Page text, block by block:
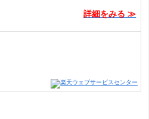
詳細をみる ≫